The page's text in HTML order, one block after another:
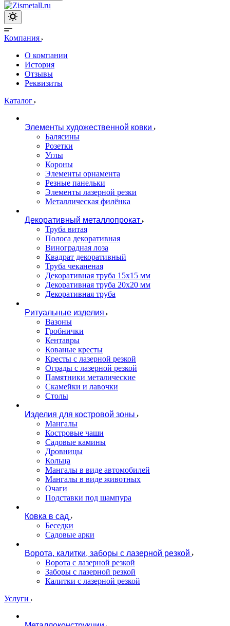
Компания
О компании
История
Отзывы
Реквизиты
Каталог
Элементы художественной ковки
Балясины
Розетки
Углы
Короны
Элементы орнамента
Резные панельки
Элементы лазерной резки
Металлическая филёнка
Декоративный металлопрокат
Труба витая
Полоса декоративная
Виноградная лоза
Квадрат декоративный
Труба чеканеная
Декоративная труба 15х15 мм
Декоративная труба 20х20 мм
Декоративная труба
Ритуальные изделия
Вазоны
Гробнички
Кентавры
Кованые кресты
Кресты с лазерной резкой
Ограды с лазерной резкой
Памятники металические
Скамейки и лавочки
Столы
Изделия для костровой зоны
Мангалы
Костровые чаши
Садовые камины
Дровницы
Кольца
Мангалы в виде автомобилей
Мангалы в виде животных
Очаги
Подставки под шампура
Ковка в сад
Беседки
Садовые арки
Ворота, калитки, заборы с лазерной резкой
Ворота с лазерной резкой
Заборы с лазерной резкой
Калитки с лазерной резкой
Услуги